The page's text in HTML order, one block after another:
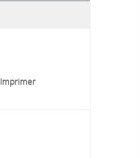
Imprimer